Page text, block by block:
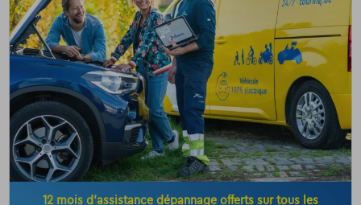
12 mois d’assistance dépannage offerts sur tous les